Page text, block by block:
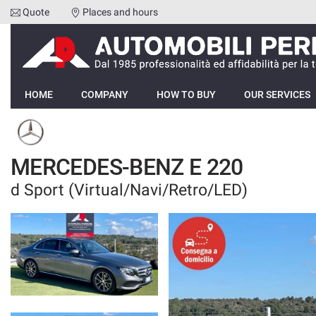
HOME
COMPANY
HOW TO BUY
OUR SERVICES
FEEDBACKS
VEHICLES LIST
Quote Places and hours
HOME COMPANY HOW TO BUY OUR SERVICES
MERCEDES-BENZ E 220
d Sport (Virtual/Navi/Retro/LED)
Your
consent
preferences
following
panel
allows
you
express
your
consent
the
tracking
technologies
we
adopt